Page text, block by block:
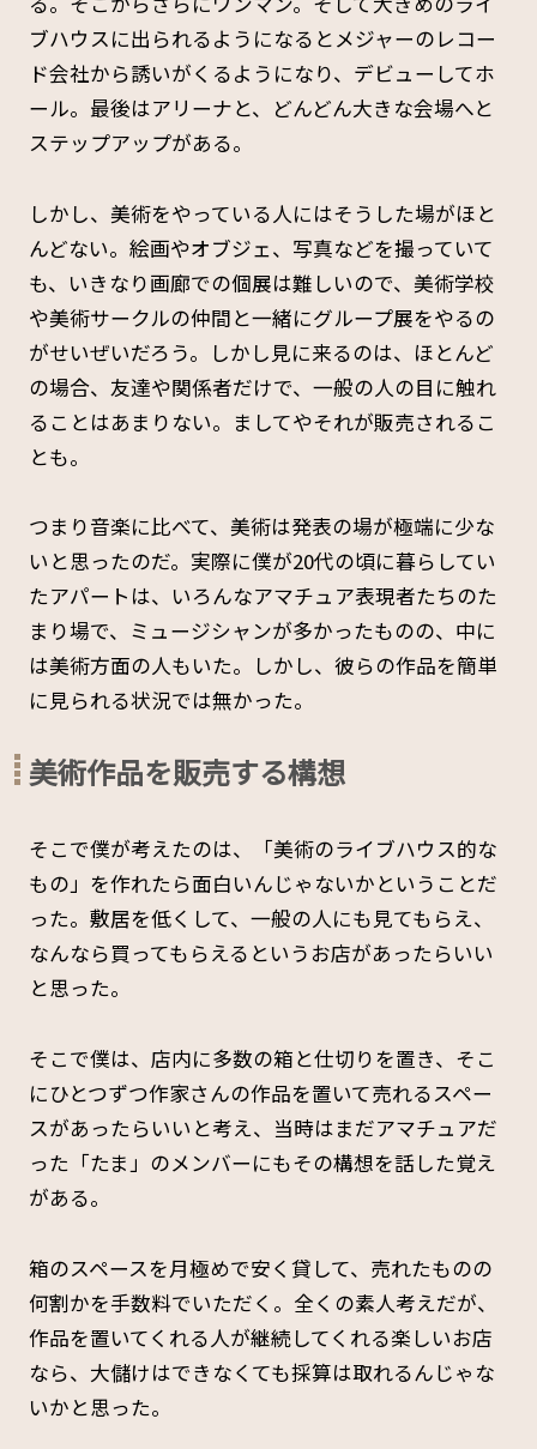
ブハウスに出られるようになるとメジャーのレコー
ド会社から誘いがくるようになり、デビューしてホ
ール。最後はアリーナと、どんどん大きな会場へと
ステップアップがある。
しかし、美術をやっている人にはそうした場がほと
んどない。絵画やオブジェ、写真などを撮っていて
も、いきなり画廊での個展は難しいので、美術学校
や美術サークルの仲間と一緒にグループ展をやるの
がせいぜいだろう。しかし見に来るのは、ほとんど
の場合、友達や関係者だけで、一般の人の目に触れ
ることはあまりない。ましてやそれが販売されるこ
とも。
つまり音楽に比べて、美術は発表の場が極端に少な
いと思ったのだ。実際に僕が20代の頃に暮らしてい
たアパートは、いろんなアマチュア表現者たちのた
まり場で、ミュージシャンが多かったものの、中に
は美術方面の人もいた。しかし、彼らの作品を簡単
に見られる状況では無かった。
美術作品を販売する構想
そこで僕が考えたのは、「美術のライブハウス的な
もの」を作れたら面白いんじゃないかということだ
った。敷居を低くして、一般の人にも見てもらえ、
なんなら買ってもらえるというお店があったらいい
と思った。
そこで僕は、店内に多数の箱と仕切りを置き、そこ
にひとつずつ作家さんの作品を置いて売れるスペー
スがあったらいいと考え、当時はまだアマチュアだ
った「たま」のメンバーにもその構想を話した覚え
がある。
箱のスペースを月極めで安く貸して、売れたものの
何割かを手数料でいただく。全くの素人考えだが、
作品を置いてくれる人が継続してくれる楽しいお店
なら、大儲けはできなくても採算は取れるんじゃな
いかと思った。